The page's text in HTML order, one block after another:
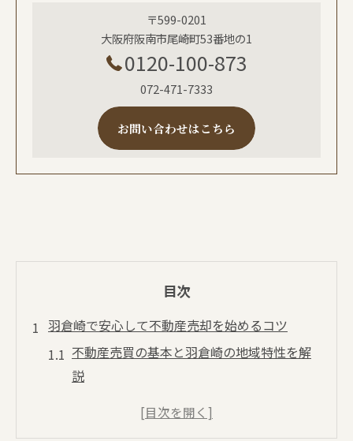
〒599-0201
大阪府阪南市尾崎町53番地の1
0120-100-873
072-471-7333
お問い合わせはこちら
目次
羽倉崎で安心して不動産売却を始めるコツ
不動産売買の基本と羽倉崎の地域特性を解
説
信頼できる不動産売買パートナー選びの要